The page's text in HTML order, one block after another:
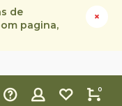
de
pagina,
0